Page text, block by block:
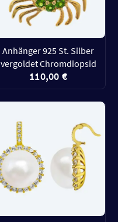
Anhänger 925 St. Silber
vergoldet Chromdiopsid
110,00 €